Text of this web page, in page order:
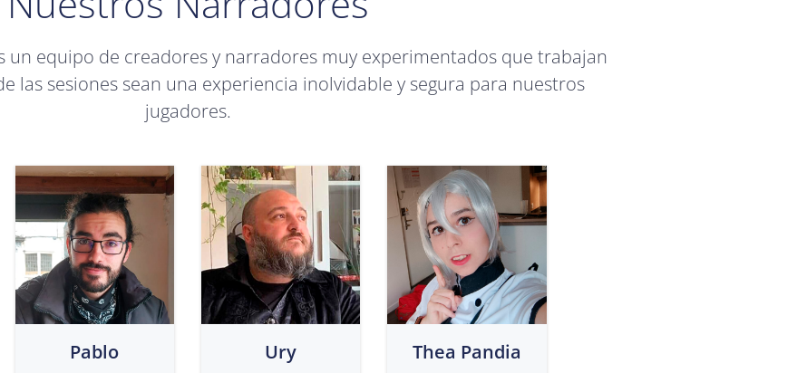
un equipo de creadores y narradores muy experimentados que trabajan
las sesiones sean una experiencia inolvidable y segura para nuestros
jugadores.
Pablo Ury Thea Pandia